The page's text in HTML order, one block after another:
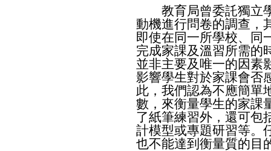
教育局曾委託獨立學
動機進行問卷的調查，
即使在同一所學校、同
完成家課及溫習所需的
並非主要及唯一的因素
影響學生對於家課會否
此，我們認為不應簡單
數，來衡量學生的家課
了紙筆練習外，還可包
計模型或專題研習等。
也不能達到衡量質的目